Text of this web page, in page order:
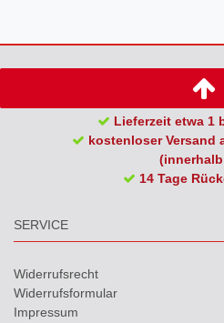
Lieferzeit etwa 1
kostenloser Versand
(innerhalb
14 Tage
SERVICE
Widerrufs­recht
Widerrufs­formular
Impressum